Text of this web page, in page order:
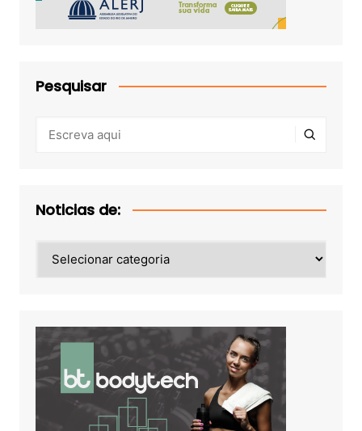
Pesquisar
Noticias de:
de: